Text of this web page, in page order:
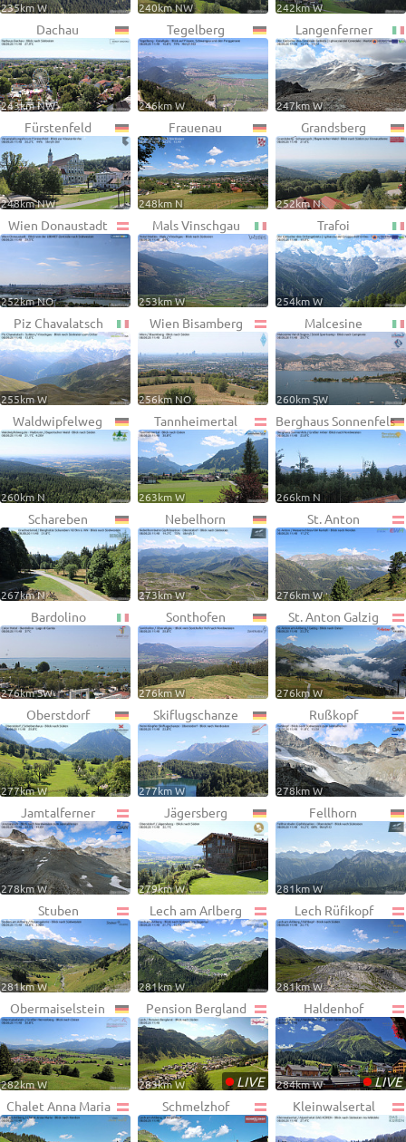
235km W 240km NW 242km W
Dachau
243km NW
Tegelberg
246km W
Langenferner
247km W
Fürstenfeld
248km NW
Frauenau
248km N
Grandsberg
252km N
Wien Donaustadt
252km NO
Mals Vinschgau
253km W
Trafoi
254km W
Piz Chavalatsch
255km W
Wien Bisamberg
256km NO
Malcesine
260km SW
Waldwipfelweg
260km N
Tannheimertal
263km W
Berghaus Sonnenfels
266km N
Schareben
267km N
Nebelhorn
273km W
St. Anton
276km W
Bardolino
276km SW
Sonthofen
276km W
St. Anton Galzig
276km W
Oberstdorf
277km W
Skiflugschanze
277km W
Rußkopf
278km W
Jamtalferner
278km W
Jägersberg
279km W
Fellhorn
281km W
Stuben
281km W
Lech am Arlberg
281km W
Lech Rüfikopf
281km W
Obermaiselstein
282km W
Pension Bergland
•LIVE
283km W
Haldenhof
•LIVE
284km W
Chalet Anna Maria Schmelzhof Kleinwalsertal